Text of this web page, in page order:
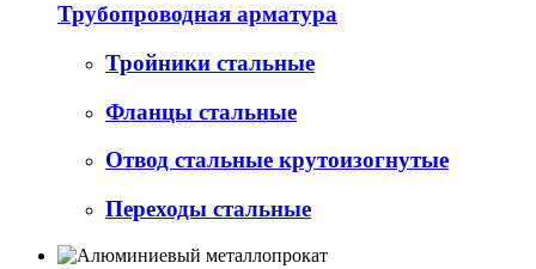
Трубопроводная арматура
Тройники стальные
Фланцы стальные
Отвод стальные крутоизогнутые
Переходы стальные